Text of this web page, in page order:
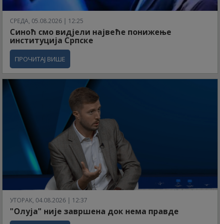
СРЕДА, 05.08.2026 | 12:25
Синоћ смо видјели највеће понижење
институција Српске
ПРОЧИТАЈ ВИШЕ
УТОРАК, 04.08.2026 | 12:37
"Олуја" није завршена док нема правде